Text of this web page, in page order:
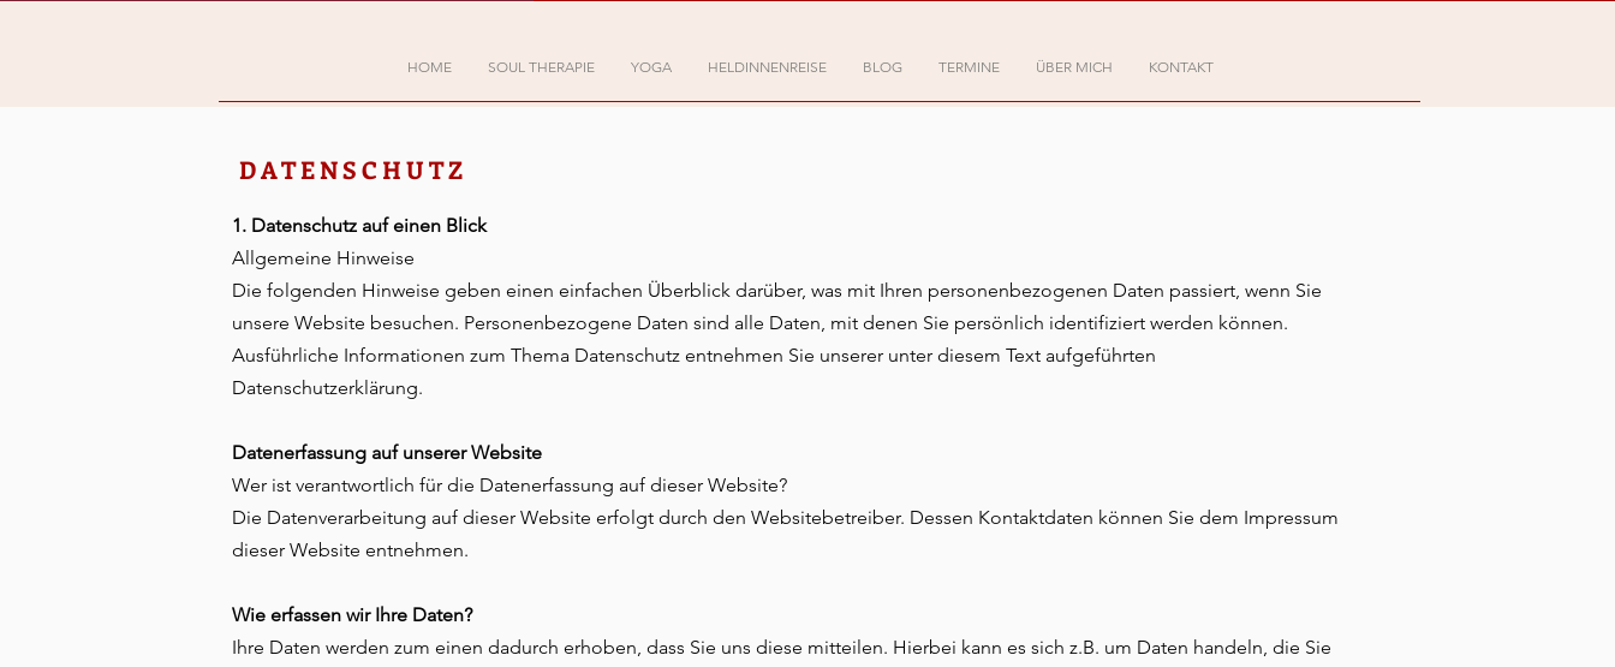
HOME SOUL THERAPIE YOGA HELDINNENREISE BLOG TERMINE ÜBER MICH KONTAKT
DATENSCHUTZ
1. Datenschutz auf einen Blick
Allgemeine Hinweise
Die folgenden Hinweise geben einen einfachen Überblick darüber, was mit Ihren personenbezogenen Daten passiert, wenn Sie
unsere Website besuchen. Personenbezogene Daten sind alle Daten, mit denen Sie persönlich identifiziert werden können.
Ausführliche Informationen zum Thema Datenschutz entnehmen Sie unserer unter diesem Text aufgeführten
Datenschutzerklärung.
Datenerfassung auf unserer Website
Wer ist verantwortlich für die Datenerfassung auf dieser Website?
Die Datenverarbeitung auf dieser Website erfolgt durch den Websitebetreiber. Dessen Kontaktdaten können Sie dem Impressum
dieser Website entnehmen.
Wie erfassen wir Ihre Daten?
Ihre Daten werden zum einen dadurch erhoben, dass Sie uns diese mitteilen. Hierbei kann es sich z.B. um Daten handeln, die Sie